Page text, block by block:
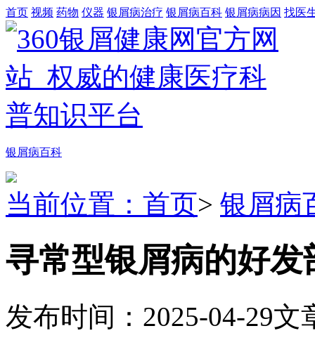
首页 视频 药物 仪器 银屑病治疗 银屑病百科 银屑病病因 找医
银屑病百科
当前位置：首页> 银屑病
寻常型银屑病的好发
发布时间：2025-04-29文